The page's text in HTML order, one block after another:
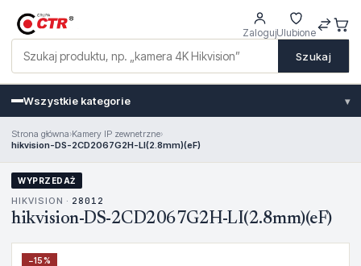
Szukaj
ZalogujUlubione
Wszystkie kategorie ▾
Strona główna›Kamery IP zewnetrzne›
hikvision-DS-2CD2067G2H-LI(2.8mm)(eF)
WYPRZEDAŻ
HIKVISION · 28012
hikvision-DS-2CD2067G2H-LI(2.8mm)(eF)
−15%